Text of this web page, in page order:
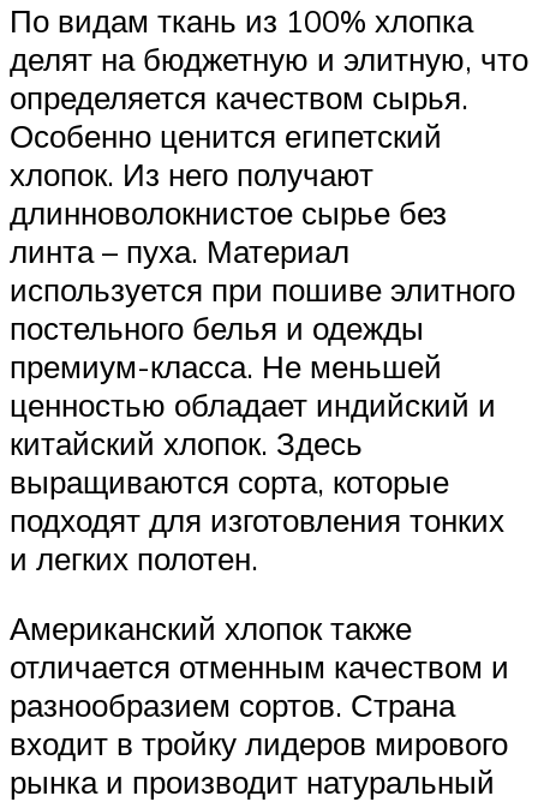
По видам ткань из 100% хлопка
делят на бюджетную и элитную, что
определяется качеством сырья.
Особенно ценится египетский
хлопок. Из него получают
длинноволокнистое сырье без
линта – пуха. Материал
используется при пошиве элитного
постельного белья и одежды
премиум-класса. Не меньшей
ценностью обладает индийский и
китайский хлопок. Здесь
выращиваются сорта, которые
подходят для изготовления тонких
и легких полотен.
Американский хлопок также
отличается отменным качеством и
разнообразием сортов. Страна
входит в тройку лидеров мирового
рынка и производит натуральный